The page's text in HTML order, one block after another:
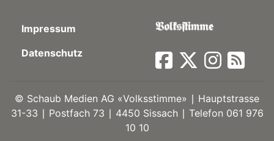
Impressum
Datenschutz
© Schaub Medien AG «Volksstimme» ∣ Hauptstrasse
31-33 ∣ Postfach 73 ∣ 4450 Sissach ∣ Telefon 061 976
10 10